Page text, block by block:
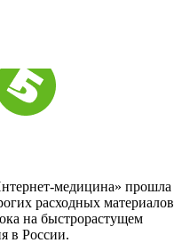
медицина» прошла
расходных материалов
на быстрорастущем
в России.